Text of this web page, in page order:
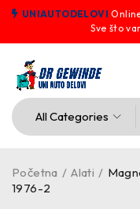
UNIAUTODELOVI
Sve što
Početna / Alati /
1976-2